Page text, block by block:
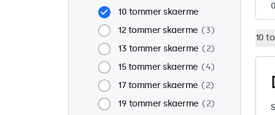
10 tommer skaerme
12 tommer skaerme
3
13 tommer skaerme
2
15 tommer skaerme
4
17 tommer skaerme
2
19 tommer skaerme
2
0
10